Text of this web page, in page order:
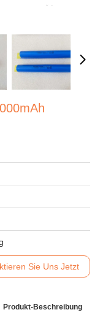
Sie Uns Jetzt
Produkt-Beschreibung